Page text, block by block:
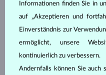
Informationen finden Sie in
auf „Akzeptieren und
Einverständnis zur
ermöglicht, unsere
kontinuierlich zu verbessern.
Andernfalls können Sie auch